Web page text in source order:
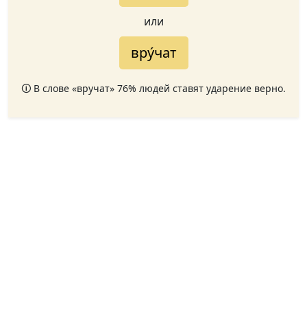
или
вру́чат
🛈 В слове «вручат» 76% людей ставят ударение верно.